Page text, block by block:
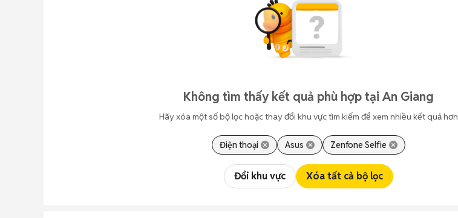
Không tìm thấy kết quả phù hợp tại An Giang
Hãy xóa một số bộ lọc hoặc thay đổi khu vực tìm kiếm để xem nhiều kết quả hơn
Điện thoại Asus Zenfone Selfie
Đổi khu vực Xóa tất cả bộ lọc